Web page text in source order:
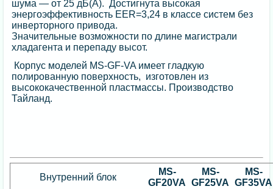
шума — от 25 дБ(А). Достигнута высокая
энергоэффективность EER=3,24 в классе систем без
инверторного привода.
Значительные возможности по длине магистрали
хладагента и перепаду высот.
Корпус моделей MS-GF-VA имеет гладкую
полированную поверхность, изготовлен из
высококачественной пластмассы. Производство
Тайланд.
Внутренний блок
MS-
GF20VA
MS-
GF25VA
MS-
GF35VA